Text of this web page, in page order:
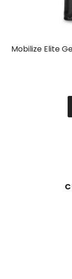
Mobilize Elite